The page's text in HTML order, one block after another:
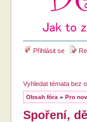
Přihlásit se
Vyhledat témata bez
Obsah fóra »Pro
Spoření,